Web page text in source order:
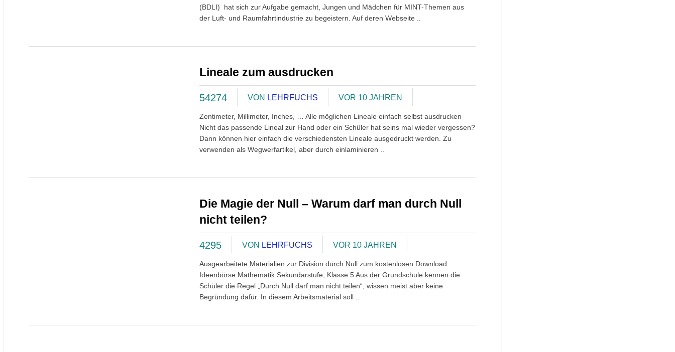
(BDLI) hat sich zur Aufgabe gemacht, Jungen und Mädchen für MINT-Themen aus
der Luft- und Raumfahrtindustrie zu begeistern. Auf deren Webseite ..
Lineale zum ausdrucken
54274 VON LEHRFUCHS VOR 10 JAHREN
Zentimeter, Millimeter, Inches, … Alle möglichen Lineale einfach selbst ausdrucken
Nicht das passende Lineal zur Hand oder ein Schüler hat seins mal wieder vergessen?
Dann können hier einfach die verschiedensten Lineale ausgedruckt werden. Zu
verwenden als Wegwerfartikel, aber durch einlaminieren ..
Die Magie der Null – Warum darf man durch Null
nicht teilen?
4295 VON LEHRFUCHS VOR 10 JAHREN
Ausgearbeitete Materialien zur Division durch Null zum kostenlosen Download.
Ideenbörse Mathematik Sekundarstufe, Klasse 5 Aus der Grundschule kennen die
Schüler die Regel „Durch Null darf man nicht teilen“, wissen meist aber keine
Begründung dafür. In diesem Arbeitsmaterial soll ..